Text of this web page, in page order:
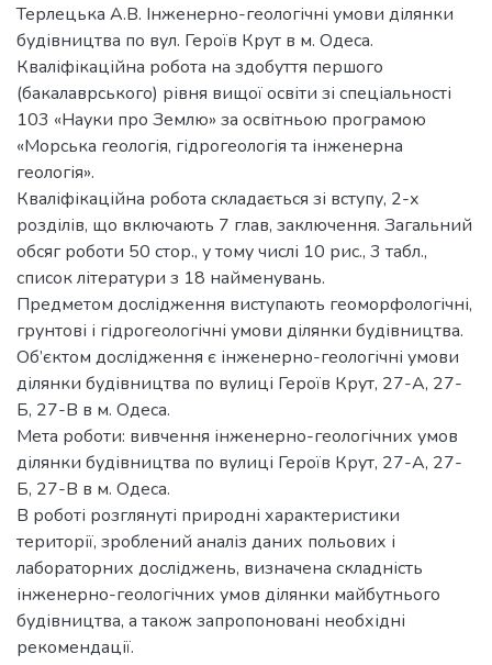
Терлецька А.В. Інженерно-геологічні умови ділянки
будівництва по вул. Героїв Крут в м. Одеса.
Кваліфікаційна робота на здобуття першого
(бакалаврського) рівня вищої освіти зі спеціальності
103 «Науки про Землю» за освітньою програмою
«Морська геологія, гідрогеологія та інженерна
геологія».
Кваліфікаційна робота складається зі вступу, 2-х
розділів, що включають 7 глав, заключення. Загальний
обсяг роботи 50 стор., у тому числі 10 рис., 3 табл.,
список літератури з 18 найменувань.
Предметом дослідження виступають геоморфологічні,
грунтові і гідрогеологічні умови ділянки будівництва.
Об’єктом дослідження є інженерно-геологічні умови
ділянки будівництва по вулиці Героїв Крут, 27-А, 27-
Б, 27-В в м. Одеса.
Мета роботи: вивчення інженерно-геологічних умов
ділянки будівництва по вулиці Героїв Крут, 27-А, 27-
Б, 27-В в м. Одеса.
В роботі розглянуті природні характеристики
території, зроблений аналіз даних польових і
лабораторних досліджень, визначена складність
інженерно-геологічних умов ділянки майбутнього
будівництва, а також запропоновані необхідні
рекомендації.